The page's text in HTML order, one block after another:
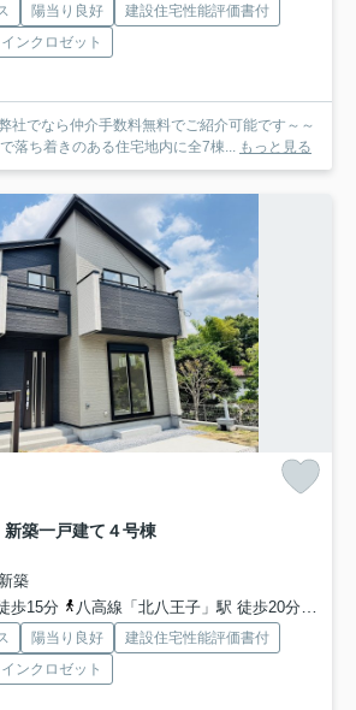
陽当り良好
建設住宅性能評価書付
ンクロゼット
社でなら仲介手数料無料でご紹介可能です～～
落ち着きのある住宅地内に全7棟...
もっと見る
築一戸建て ４号棟
築
歩15分
八高線「北八王子」駅 徒歩20分
陽当り良好
建設住宅性能評価書付
ンクロゼット